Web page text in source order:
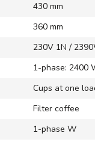
430 mm
360 mm
230V 1N /
1-phase: 2400
Cups at one
Filter coffee
1-phase W